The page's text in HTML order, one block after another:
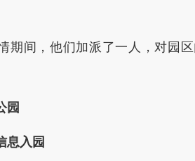
间，他们加派了一人，对园区
入园